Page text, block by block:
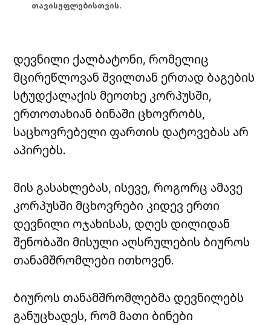
თავისუფლებისთვის.
დევნილი ქალბატონი, რომელიც
მცირეწლოვან შვილთან ერთად ბაგების
სტუდქალაქის მეოთხე კორპუსში,
ერთოთახიან ბინაში ცხოვრობს,
საცხოვრებელი ფართის დატოვებას არ
აპირებს.
მის გასახლებას, ისევე, როგორც ამავე
კორპუსში მცხოვრები კიდევ ერთი
დევნილი ოჯახისას, დღეს დილიდან
შენობაში მისული აღსრულების ბიუროს
თანამშრომლები ითხოვენ.
ბიუროს თანამშრომლებმა დევნილებს
განუცხადეს, რომ მათი ბინები